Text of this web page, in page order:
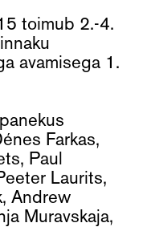
toimub 2.-4.
avamisega 1.
Farkas,
Paul
Laurits,
Andrew
Muravskaja,